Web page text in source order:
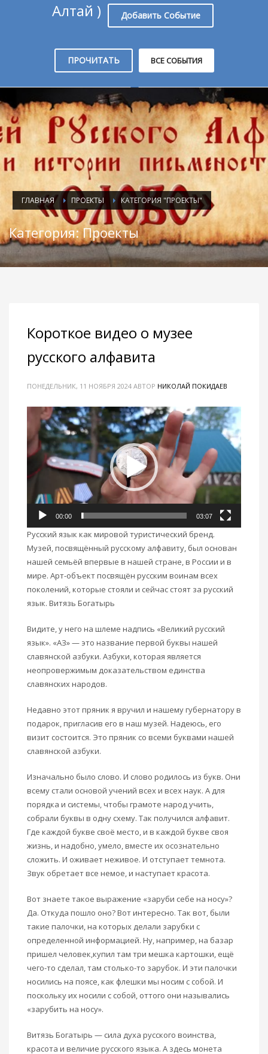
Алтай )
Добавить Событие
ПРОЧИТАТЬ ВСЕ СОБЫТИЯ
ГЛАВНАЯ ПРОЕКТЫ КАТЕГОРИЯ "ПРОЕКТЫ"
Категория: Проекты
Короткое видео о музее
русского алфавита
ПОНЕДЕЛЬНИК, 11 НОЯБРЯ 2024 АВТОР НИКОЛАЙ ПОКИДАЕВ
Видеоплеер
00:00 03:07
Русский язык как мировой туристический бренд.
Музей, посвящённый русскому алфавиту, был основан
нашей семьёй впервые в нашей стране, в России и в
мире. Арт-объект посвящён русским воинам всех
поколений, которые стояли и сейчас стоят за русский
язык. Витязь Богатырь
Видите, у него на шлеме надпись «Великий русский
язык». «АЗ» — это название первой буквы нашей
славянской азбуки. Азбуки, которая является
неопровержимым доказательством единства
славянских народов.
Недавно этот пряник я вручил и нашему губернатору в
подарок, пригласив его в наш музей. Надеюсь, его
визит состоится. Это пряник со всеми буквами нашей
славянской азбуки.
Изначально было слово. И слово родилось из букв. Они
всему стали основой учений всех и всех наук. А для
порядка и системы, чтобы грамоте народ учить,
собрали буквы в одну схему. Так получился алфавит.
Где каждой букве своё место, и в каждой букве своя
жизнь, и надобно, умело, вместе их осознательно
сложить. И оживает неживое. И отступает темнота.
Звук обретает все немое, и наступает красота.
Вот знаете такое выражение «заруби себе на носу»?
Да. Откуда пошло оно? Вот интересно. Так вот, были
такие палочки, на которых делали зарубки с
определенной информацией. Ну, например, на базар
пришел человек,купил там три мешка картошки, ещё
чего-то сделал, там столько-то зарубок. И эти палочки
носились на поясе, как флешки мы носим с собой. И
поскольку их носили с собой, оттого они назывались
«зарубить на носу».
Витязь Богатырь — сила духа русского воинства,
красота и величие русского языка. А здесь монета